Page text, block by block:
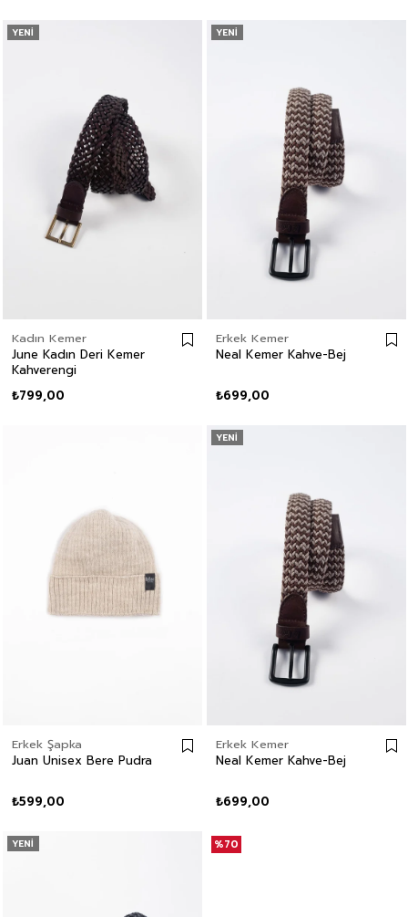
Kadın Kemer
June Kadın Deri Kemer
Kahverengi
₺799,00
YENI
Erkek Kemer
Neal Kemer Kahve-Bej
₺699,00
YENI
Erkek Şapka
Juan Unisex Bere Pudra
₺599,00
Erkek Kemer
Neal Kemer Kahve-Bej
₺699,00
YENI
YENI %70